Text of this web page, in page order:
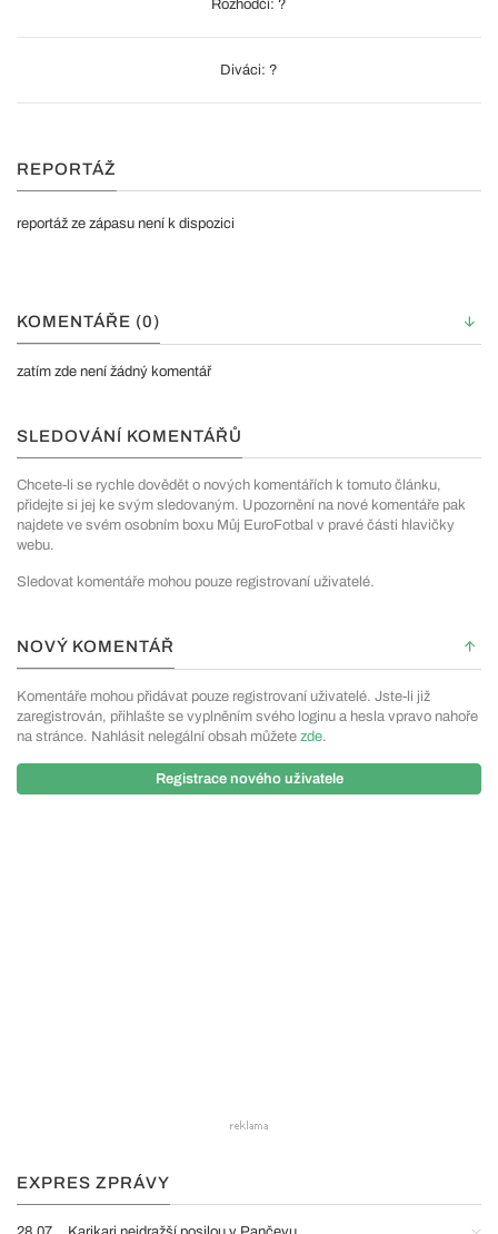
Rozhodčí: ?
Diváci: ?
REPORTÁŽ
reportáž ze zápasu není k dispozici
KOMENTÁŘE (0)
zatím zde není žádný komentář
SLEDOVÁNÍ KOMENTÁŘŮ
Chcete-li se rychle dovědět o nových komentářích k tomuto článku,
přidejte si jej ke svým sledovaným. Upozornění na nové komentáře pak
najdete ve svém osobním boxu Můj EuroFotbal v pravé části hlavičky
webu.
Sledovat komentáře mohou pouze registrovaní uživatelé.
NOVÝ KOMENTÁŘ
Komentáře mohou přidávat pouze registrovaní uživatelé. Jste-li již
zaregistrován, přihlašte se vyplněním svého loginu a hesla vpravo nahoře
na stránce. Nahlásit nelegální obsah můžete zde.
Registrace nového uživatele
EXPRES ZPRÁVY